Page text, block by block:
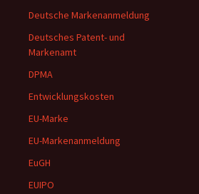
Deutsche Markenanmeldung
Deutsches Patent- und
Markenamt
DPMA
Entwicklungskosten
EU-Marke
EU-Markenanmeldung
EuGH
EUIPO